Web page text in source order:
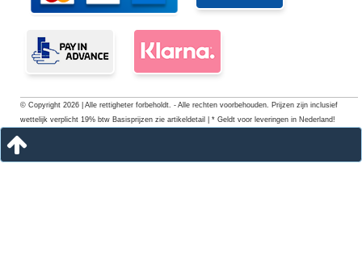
© Copyright 2026 | Alle rettigheter forbeholdt. - Alle rechten voorbehouden. Prijzen zijn inclusief
wettelijk verplicht 19% btw Basisprijzen zie artikeldetail | * Geldt voor leveringen in Nederland!